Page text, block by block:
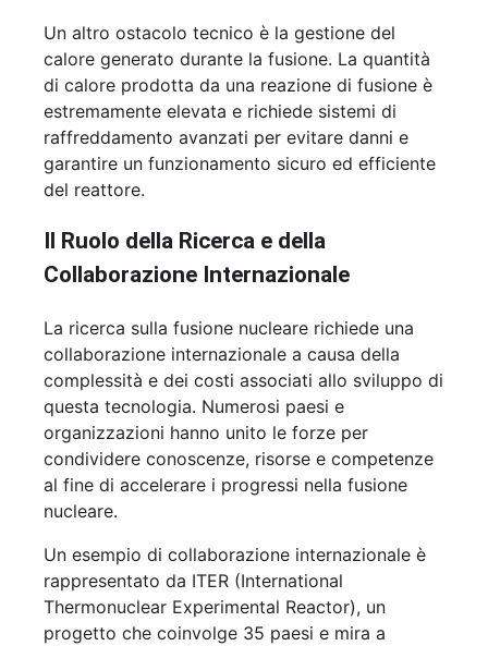
Un altro ostacolo tecnico è la gestione del
calore generato durante la fusione. La quantità
di calore prodotta da una reazione di fusione è
estremamente elevata e richiede sistemi di
raffreddamento avanzati per evitare danni e
garantire un funzionamento sicuro ed efficiente
del reattore.
Il Ruolo della Ricerca e della
Collaborazione Internazionale
La ricerca sulla fusione nucleare richiede una
collaborazione internazionale a causa della
complessità e dei costi associati allo sviluppo di
questa tecnologia. Numerosi paesi e
organizzazioni hanno unito le forze per
condividere conoscenze, risorse e competenze
al fine di accelerare i progressi nella fusione
nucleare.
Un esempio di collaborazione internazionale è
rappresentato da ITER (International
Thermonuclear Experimental Reactor), un
progetto che coinvolge 35 paesi e mira a